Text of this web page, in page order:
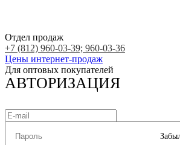
Отдел продаж
+7 (812) 960-03-39; 960-03-36
Цены интернет-продаж
Для оптовых покупателей
АВТОРИЗАЦИЯ